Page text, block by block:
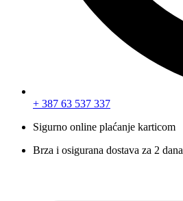
+ 387 63 537 337
Sigurno online plaćanje karticom
Brza i osigurana dostava za 2 dana